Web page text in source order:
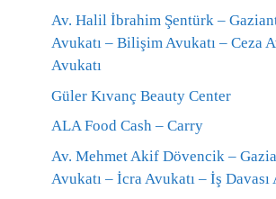
Av. Halil İbrahim Şentürk –
Avukatı – Bilişim Avukatı – Ceza
Avukatı
Güler Kıvanç Beauty Center
ALA Food Cash – Carry
Av. Mehmet Akif Dövencik –
Avukatı – İcra Avukatı – İş Davası